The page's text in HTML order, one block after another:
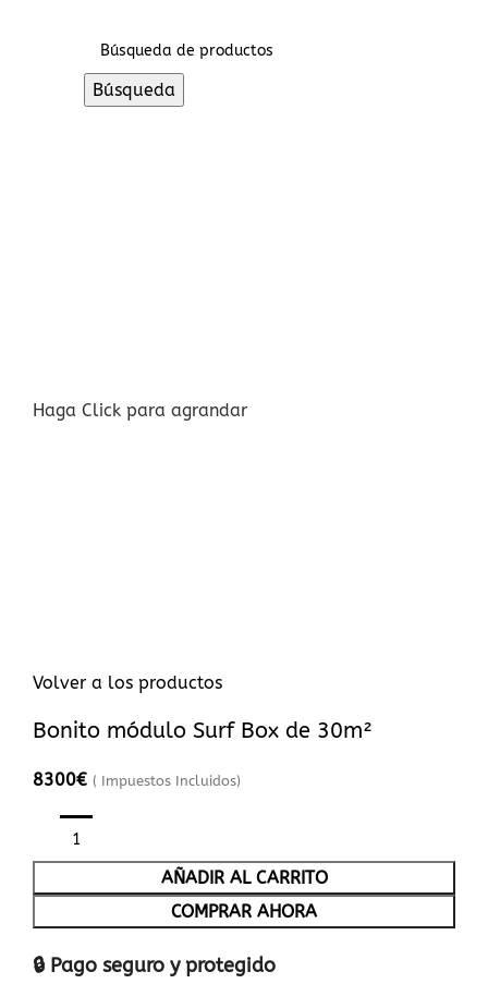
Búsqueda
Haga Click para agrandar
Volver a los productos
Bonito módulo Surf Box de 30m²
8300€ ( Impuestos Incluidos)
AÑADIR AL CARRITO
COMPRAR AHORA
🔒 Pago seguro y protegido